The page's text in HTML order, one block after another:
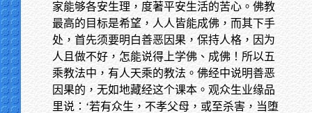
家能够各安生理，度著平安生活的苦心。佛教
最高的目标是希望，人人皆能成佛，而其下手
处，首先须要明白善恶因果，保持人格，因为
人且做不好，怎能说得上学佛、成佛！所以五
乘教法中，有人天乘的教法。佛经中说明善恶
因果的，无如地藏经这个课本。观众生业缘品
里说：‘若有众生，不孝父母，或至杀害，当堕